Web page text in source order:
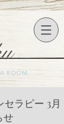
ROOM
ラピー 3月
せ